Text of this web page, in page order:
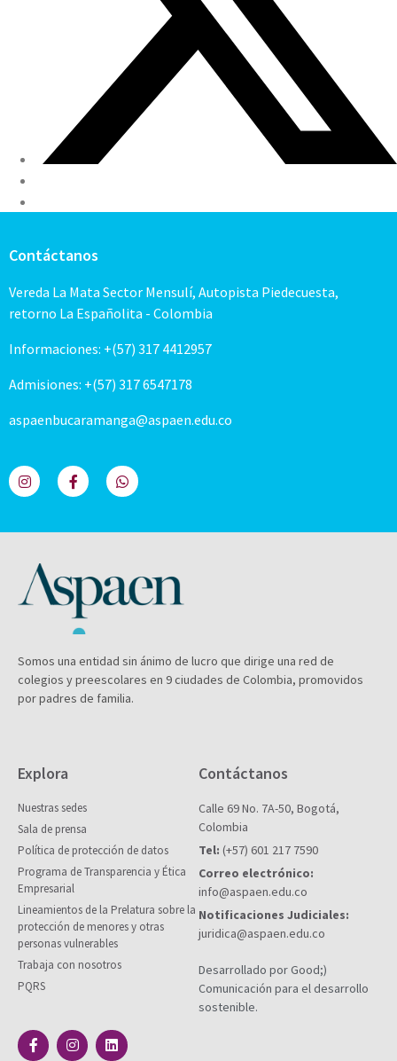
Contáctanos
Vereda La Mata Sector Mensulí, Autopista Piedecuesta,
retorno La Españolita - Colombia
Informaciones: +(57) 317 4412957
Admisiones: +(57) 317 6547178
aspaenbucaramanga@aspaen.edu.co
Somos una entidad sin ánimo de lucro que dirige una red de
colegios y preescolares en 9 ciudades de Colombia, promovidos
por padres de familia.
Explora
Nuestras sedes
Sala de prensa
Política de protección de datos
Programa de Transparencia y Ética
Empresarial
Lineamientos de la Prelatura sobre la
protección de menores y otras
personas vulnerables
Trabaja con nosotros
PQRS
Contáctanos
Calle 69 No. 7A-50, Bogotá,
Colombia
Tel: (+57) 601 217 7590
Correo electrónico:
info@aspaen.edu.co
Notificaciones Judiciales:
juridica@aspaen.edu.co
Desarrollado por Good;)
Comunicación para el desarrollo
sostenible.